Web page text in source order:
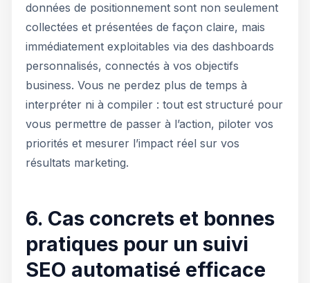
données de positionnement sont non seulement
collectées et présentées de façon claire, mais
immédiatement exploitables via des dashboards
personnalisés, connectés à vos objectifs
business. Vous ne perdez plus de temps à
interpréter ni à compiler : tout est structuré pour
vous permettre de passer à l’action, piloter vos
priorités et mesurer l’impact réel sur vos
résultats marketing.
6. Cas concrets et bonnes
pratiques pour un suivi
SEO automatisé efficace